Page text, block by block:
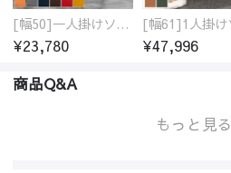
[幅50]一人掛けソファ 高級合成皮革 コンパクト
¥23,780 ¥47,996
商品Q&A
もっと見る